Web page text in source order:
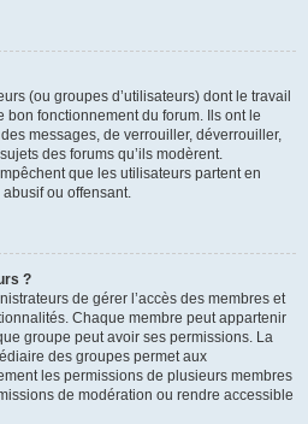
(ou groupes d’utilisateurs) dont le travail
fonctionnement du forum. Ils ont le
messages, de verrouiller, déverrouiller,
des forums qu’ils modèrent.
que les utilisateurs partent en
ou offensant.
?
de gérer l’accès des membres et
Chaque membre peut appartenir
groupe peut avoir ses permissions. La
des groupes permet aux
les permissions de plusieurs membres
de modération ou rendre accessible